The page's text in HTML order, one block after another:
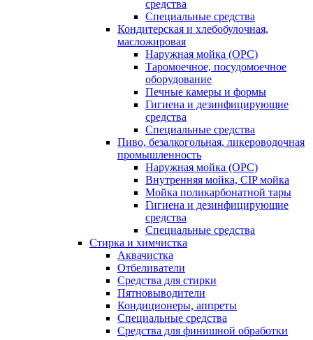
средства
Специальные средства
Кондитерская и хлебобулочная,
масложировая
Наружная мойка (ОРС)
Таромоечное, посудомоечное
оборудование
Печные камеры и формы
Гигиена и дезинфицирующие
средства
Специальные средства
Пиво, безалкогольная, ликероводочная
промышленность
Наружная мойка (ОРС)
Внутренняя мойка, CIP мойка
Мойка поликарбонатной тары
Гигиена и дезинфицирующие
средства
Специальные средства
Стирка и химчистка
Аквачистка
Отбеливатели
Средства для стирки
Пятновыводители
Кондиционеры, аппреты
Специальные средства
Средства для финишной обработки